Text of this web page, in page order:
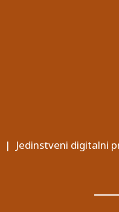
| Jedinstveni digitalni